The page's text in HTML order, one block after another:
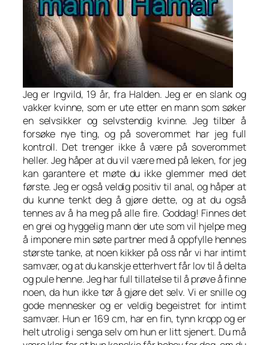
Jeg er Ingvild, 19 år, fra Halden. Jeg er en slank og
vakker kvinne, som er ute etter en mann som søker
en selvsikker og selvstendig kvinne. Jeg tilber å
forsøke nye ting, og på soverommet har jeg full
kontroll. Det trenger ikke å være på soverommet
heller. Jeg håper at du vil være med på leken, for jeg
kan garantere et møte du ikke glemmer med det
første. Jeg er også veldig positiv til anal, og håper at
du kunne tenkt deg å gjøre dette, og at du også
tennes av å ha meg på alle fire. Goddag! Finnes det
en grei og hyggelig mann der ute som vil hjelpe meg
å imponere min søte partner med å oppfylle hennes
største tanke, at noen kikker på oss når vi har intimt
samvær, og at du kanskje etterhvert får lov til å delta
og pule henne. Jeg har full tillatelse til å prøve å finne
noen, da hun ikke tør å gjøre det selv. Vi er snille og
gode mennesker og er veldig begeistret for intimt
samvær. Hun er 169 cm, har en fin, tynn kropp og er
helt utrolig i senga selv om hun er litt sjenert. Du må